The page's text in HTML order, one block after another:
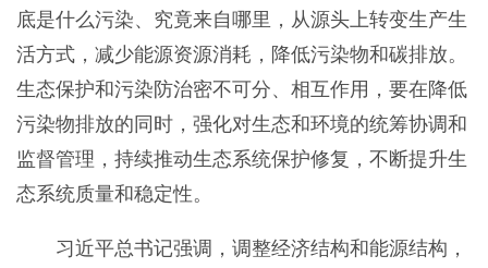
底是什么污染、究竟来自哪里，从源头上转变生产生
活方式，减少能源资源消耗，降低污染物和碳排放。
生态保护和污染防治密不可分、相互作用，要在降低
污染物排放的同时，强化对生态和环境的统筹协调和
监督管理，持续推动生态系统保护修复，不断提升生
态系统质量和稳定性。
习近平总书记强调，调整经济结构和能源结构，